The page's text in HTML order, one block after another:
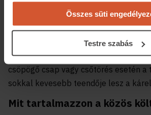
Összes süti
Testre szabás
szolgáltatást biztosítanak. Ez a
ha probléma van a lakásban, akkor
összeghatárig a biztosítás terhére
meg a lakásban felmerülő
csöpögő csap vagy csőtörés esetén a
sokkal kevesebb teendője lesz a
Mit tartalmazzon a közös